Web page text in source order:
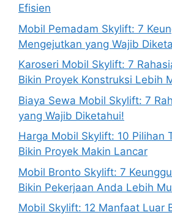
Efisien
Mobil Pemadam Skylift: 7
Mengejutkan yang Wajib
Karoseri Mobil Skylift: 7
Bikin Proyek Konstruksi Lebih
Biaya Sewa Mobil Skylift: 7
yang Wajib Diketahui!
Harga Mobil Skylift: 10 Pilihan
Bikin Proyek Makin Lancar
Mobil Bronto Skylift: 7
Bikin Pekerjaan Anda Lebih
Mobil Skylift: 12 Manfaat Luar